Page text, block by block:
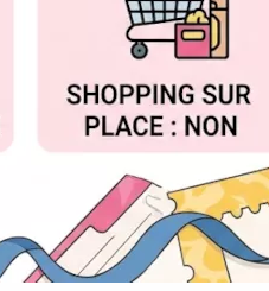
774
cuir
votre machine de coupe
couvertures d'albums
ACCEPTER TOUT